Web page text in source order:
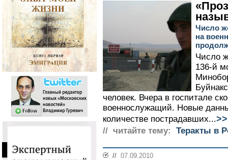
Число
на
Число
136-й
человек. Вчера в госпитале
военнослужащий. Новые
количестве пострадавших...>>
// читайте тему: Теракты в
// 07.09.2010